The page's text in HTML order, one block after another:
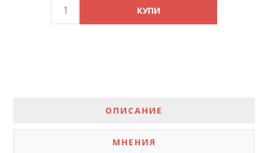
ОПИСАНИЕ
МНЕНИЯ